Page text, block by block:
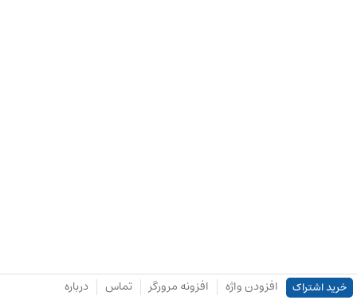
خرید اشتراک افزودن واژه افزونه مرورگر تماس درباره